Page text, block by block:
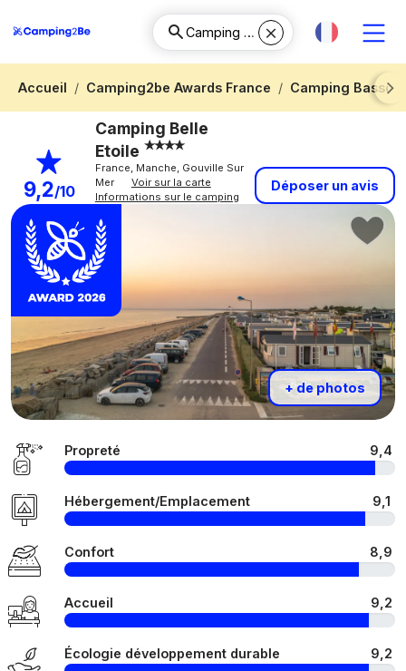
Accueil Camping2be Awards France
Camping Basse-
Next
9,2/10
Camping Belle
Etoile
France, Manche, Gouville Sur
Mer
Voir sur la carte
Informations sur le camping
Déposer un avis
+ de photos
Propreté 9,4
Hébergement/Emplacement 9,1
Confort 8,9
Accueil 9,2
Écologie développement durable 9,2